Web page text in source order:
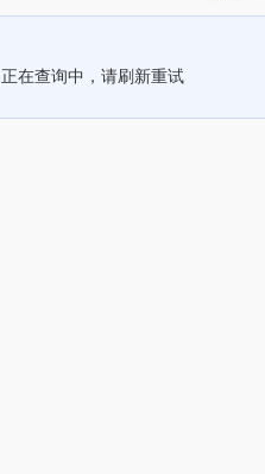
正在查询中，请刷新重试